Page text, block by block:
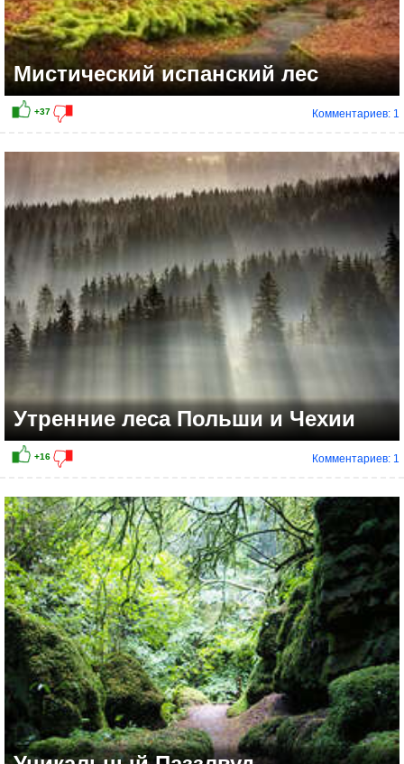
+13
Мистический испанский лес
Комментариев: 1
Утренние леса Польши и Чехии
Комментариев: 1